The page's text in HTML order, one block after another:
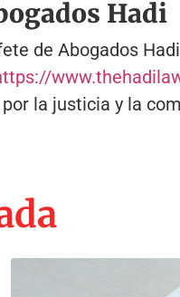
Hadi
de Abogados
la justicia y la